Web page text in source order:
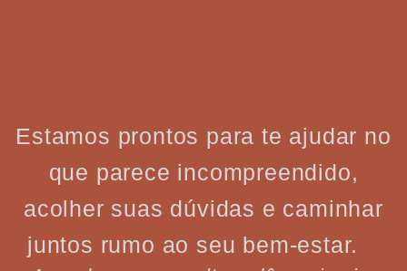
Estamos prontos para te ajudar no
que parece incompreendido,
acolher suas dúvidas e caminhar
juntos rumo ao seu bem-estar.